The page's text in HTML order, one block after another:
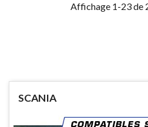
Affichage 1-23 de
SCANIA